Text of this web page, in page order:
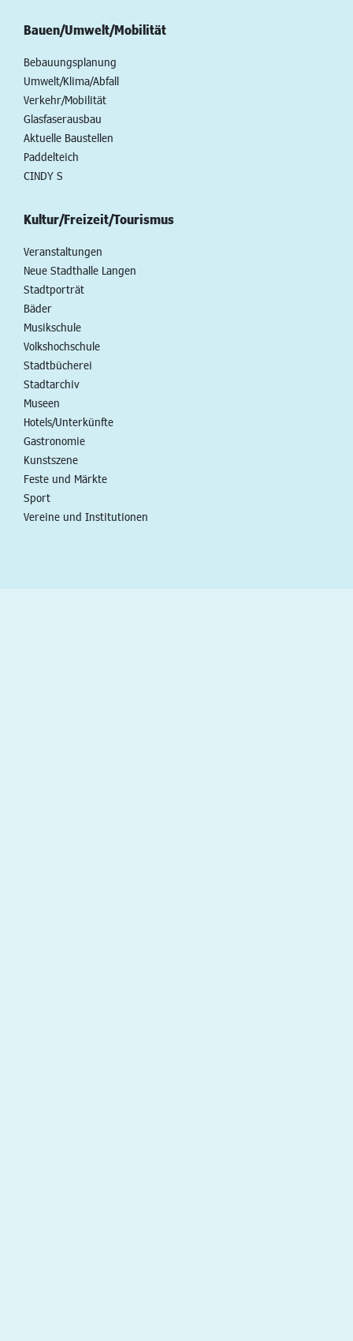
Bauen/Umwelt/Mobilität
Bebauungsplanung
Umwelt/Klima/Abfall
Verkehr/Mobilität
Glasfaserausbau
Aktuelle Baustellen
Paddelteich
CINDY S
Kultur/Freizeit/Tourismus
Veranstaltungen
Neue Stadthalle Langen
Stadtporträt
Bäder
Musikschule
Volkshochschule
Stadtbücherei
Stadtarchiv
Museen
Hotels/Unterkünfte
Gastronomie
Kunstszene
Feste und Märkte
Sport
Vereine und Institutionen